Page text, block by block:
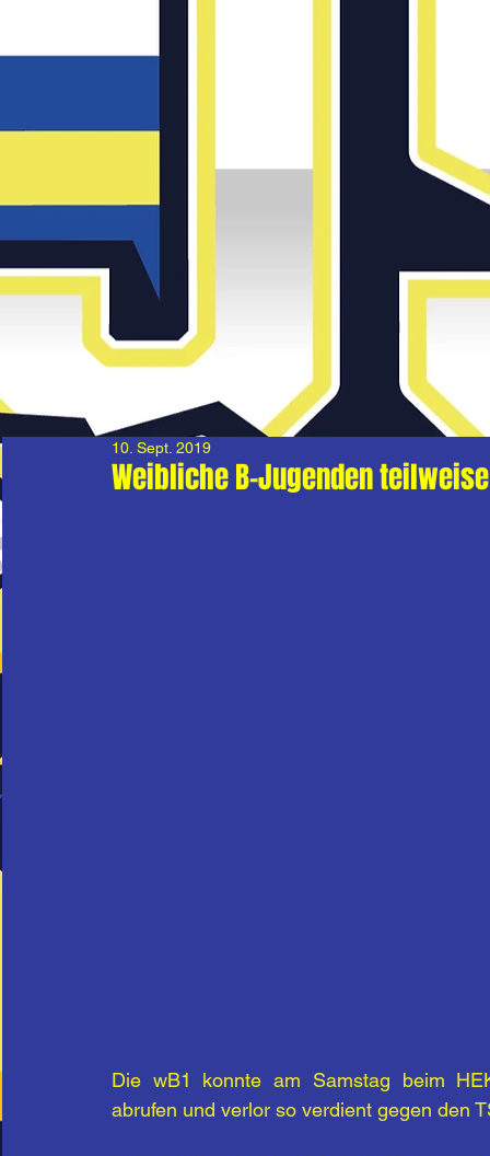
Weibliche B-Jugenden
10. Sept. 2019
Die wB1 konnte am Samstag beim
abrufen und verlor so verdient gegen den